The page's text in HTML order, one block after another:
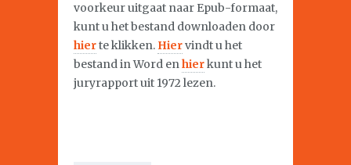
voorkeur uitgaat naar Epub-formaat,
kunt u het bestand downloaden door
hierte klikken. Hiervindt u het
bestand in Word enhierkunt u het
juryrapport uit 1972 lezen.